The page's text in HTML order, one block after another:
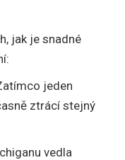
jak je snadné
jeden
ztrácí stejný
vedla